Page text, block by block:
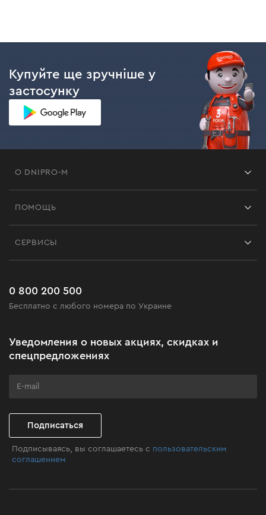
Купуйте ще зручніше у
застосунку
О DNIPRO-M
Черная пятница
Клуб мастерства
ПОМОЩЬ
Часто задаваемые вопросы
СЕРВИСЫ
0 800 200 500
Бесплатно с любого номера по Украине
Уведомления о новых акциях, скидках и
спецпредложениях
Подписаться
Подписываясь, вы соглашаетесь с пользовательским
соглашением